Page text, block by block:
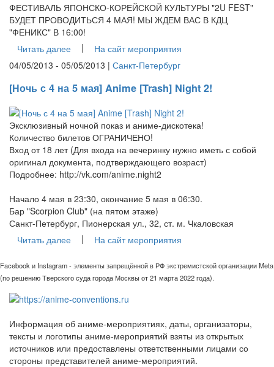
ФЕСТИВАЛЬ ЯПОНСКО-КОРЕЙСКОЙ КУЛЬТУРЫ "2U FEST"
БУДЕТ ПРОВОДИТЬСЯ 4 МАЯ! МЫ ЖДЕМ ВАС В КДЦ
"ФЕНИКС" В 16:00!
Читать далее
|
На сайт мероприятия
04/05/2013 - 05/05/2013 | Санкт-Петербург
[Ночь с 4 на 5 мая] Anime [Trash] Night 2!
Эксклюзивный ночной показ и аниме-дискотека!
Количество билетов ОГРАНИЧЕНО!
Вход от 18 лет (Для входа на вечеринку нужно иметь с собой
оригинал документа, подтверждающего возраст)
Подробнее: http://vk.com/anime.night2
Начало 4 мая в 23:30, окончание 5 мая в 06:30.
Бар "Scorpion Club" (на пятом этаже)
Санкт-Петербург, Пионерская ул., 32, ст. м. Чкаловская
Читать далее
| На сайт мероприятия
Facebook и Instagram - элементы запрещённой в РФ экстремистской организации Meta
(по решению Тверского суда города Москвы от 21 марта 2022 года).
Информация об аниме-мероприятиях, даты, организаторы,
тексты и логотипы аниме-мероприятий взяты из открытых
источников или предоставлены ответственными лицами со
стороны представителей аниме-мероприятий.